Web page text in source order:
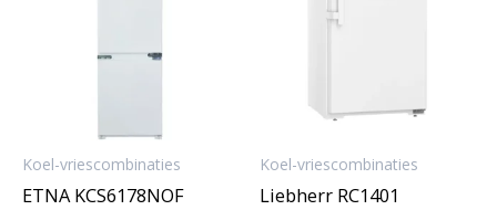
Koel-vriescombinaties
ETNA KCS6178NOF
Koel-vriescombinaties
Liebherr RC1401